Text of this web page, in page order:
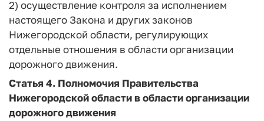
2) осуществление контроля за исполнением
настоящего Закона и других законов
Нижегородской области, регулирующих
отдельные отношения в области организации
дорожного движения.
Статья 4. Полномочия Правительства
Нижегородской области в области организации
дорожного движения